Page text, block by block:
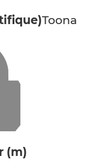
Toona
(m)